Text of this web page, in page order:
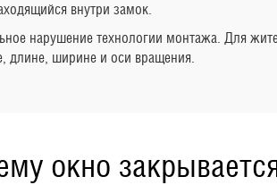
внутри замок.
нарушение технологии монтажа. Для
длине, ширине и оси вращения.
окно